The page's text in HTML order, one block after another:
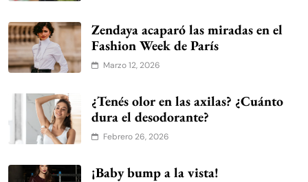
Zendaya acaparó las miradas en el
Fashion Week de París
Marzo 12, 2026
¿Tenés olor en las axilas? ¿Cuánto
dura el desodorante?
Febrero 26, 2026
¡Baby bump a la vista!